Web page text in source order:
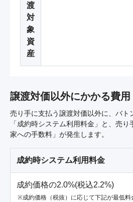
渡
対
象
資
産
譲渡対価以外にかかる費用
売り手に支払う譲渡対価以外に、バト
「成約時システム利用料金」と、売
家への手数料」が発生します。
成約時システム利用料金
成約価格の2.0%(税込2.2%)
成約価格（税抜）に応じて下記が最低